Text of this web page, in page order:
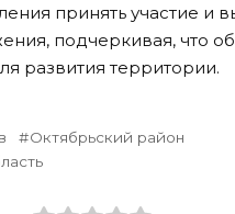
принять участие и
подчеркивая, что
развития территории.
Октябрьский район